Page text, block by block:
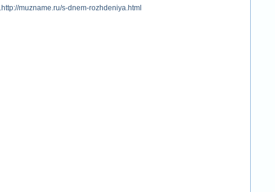
muzname.ru/s-dnem-rozhdeniya.html